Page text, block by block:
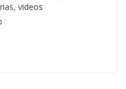
videos